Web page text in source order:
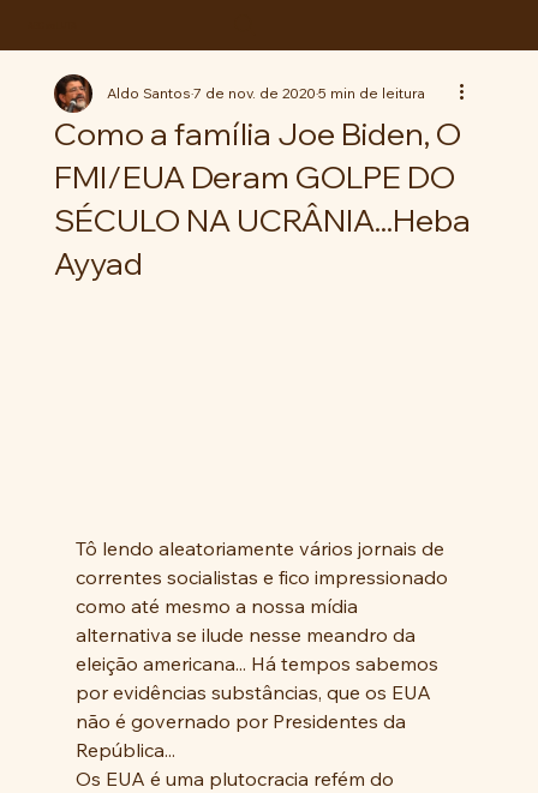
Como a família Joe Biden, O
FMI/EUA Deram GOLPE DO
SÉCULO NA UCRÂNIA...Heba
Ayyad
Aldo Santos7 de nov. de 20205 min de leitura
Tô lendo aleatoriamente vários jornais de
correntes socialistas e fico impressionado
como até mesmo a nossa mídia
alternativa se ilude nesse meandro da
eleição americana... Há tempos sabemos
por evidências substâncias, que os EUA
não é governado por Presidentes da
República...
Os EUA é uma plutocracia refém do